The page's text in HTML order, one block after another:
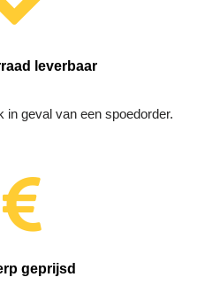
leverbaar
in geval van een spoedorder.
geprijsd